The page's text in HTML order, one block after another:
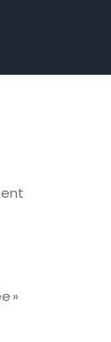
»